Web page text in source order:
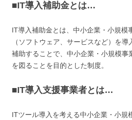
■IT導入補助金とは…
IT導入補助金とは、中小企業・小規模
（ソフトウェア、サービスなど）を
補助することで、中小企業・小規模事
を図ることを目的とした制度。
■IT導入支援事業者とは…
ITツール導入を考える中小企業・小規